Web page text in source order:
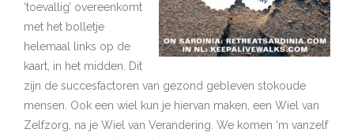
‘toevallig’ overeenkomt
met het bolletje
helemaal links op de
kaart, in het midden. Dit
zijn de succesfactoren van gezond gebleven stokoude
mensen. Ook een wiel kun je hiervan maken, een Wiel van
Zelfzorg, na je Wiel van Verandering. We komen ‘m vanzelf